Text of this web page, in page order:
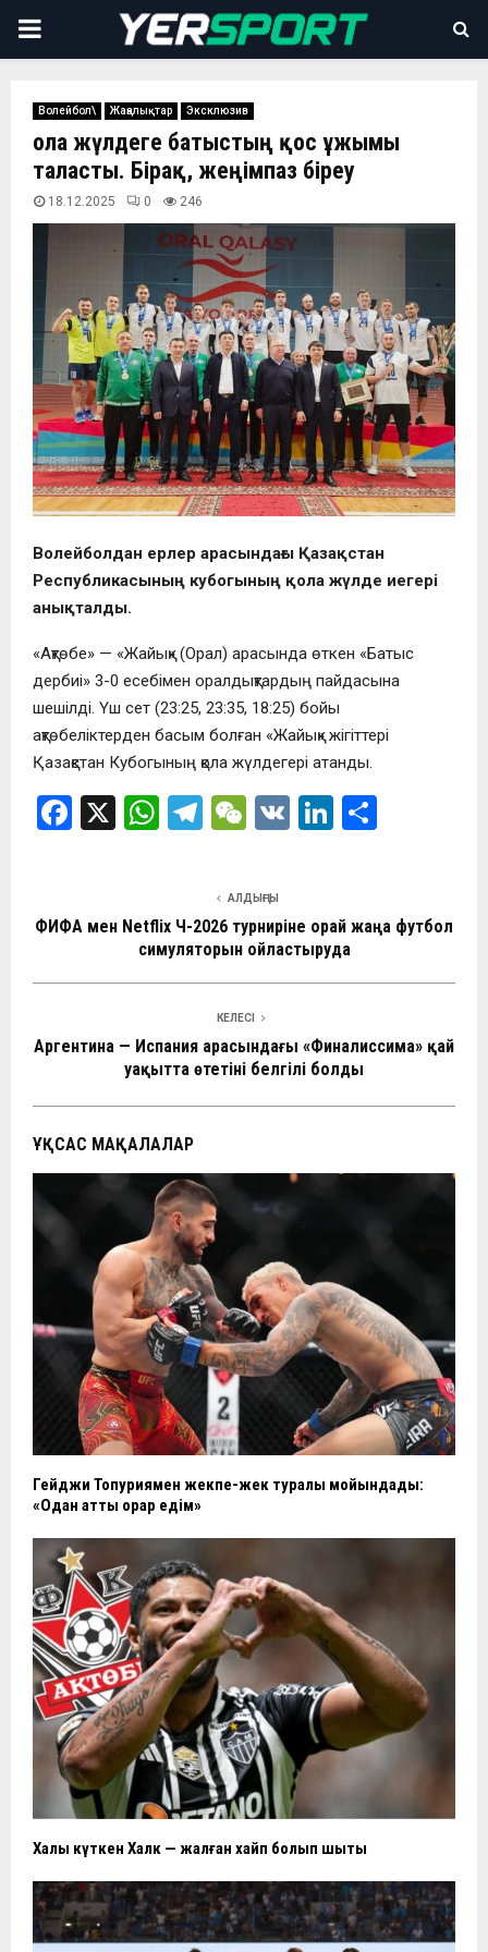
PRIMARY
Волейбол\ Жаңалықтар Эксклюзив
Қола жүлдеге батыстың қос ұжымы
таласты. Бірақ, жеңімпаз біреу
18.12.2025 0 246
Волейболдан ерлер арасындағы Қазақстан
Республикасының кубогының қола жүлде иегері
анықталды.
«Ақтөбе» — «Жайық» (Орал) арасында өткен «Батыс
дербиі» 3-0 есебімен оралдықтардың пайдасына
шешілді. Үш сет (23:25, 23:35, 18:25) бойы
ақтөбеліктерден басым болған «Жайық» жігіттері
Қазақстан Кубогының қола жүлдегері атанды.
F
b
o
X
W
s
A
p
T
gr
a
m
W
C
h
at
V
Li
dI
n
р
в
ть
АЛДЫҢҒЫ
ФИФА мен Netflix ӘЧ-2026 турниріне орай жаңа футбол
симуляторын ойластыруда
КЕЛЕСІ
Аргентина — Испания арасындағы «Финалиссима» қай
уақытта өтетіні белгілі болды
ҰҚСАС МАҚАЛАЛАР
Гейджи Топуриямен жекпе-жек туралы мойындады:
«Одан қатты қорқар едім»
Халық күткен Халк — жалған хайп болып шықты